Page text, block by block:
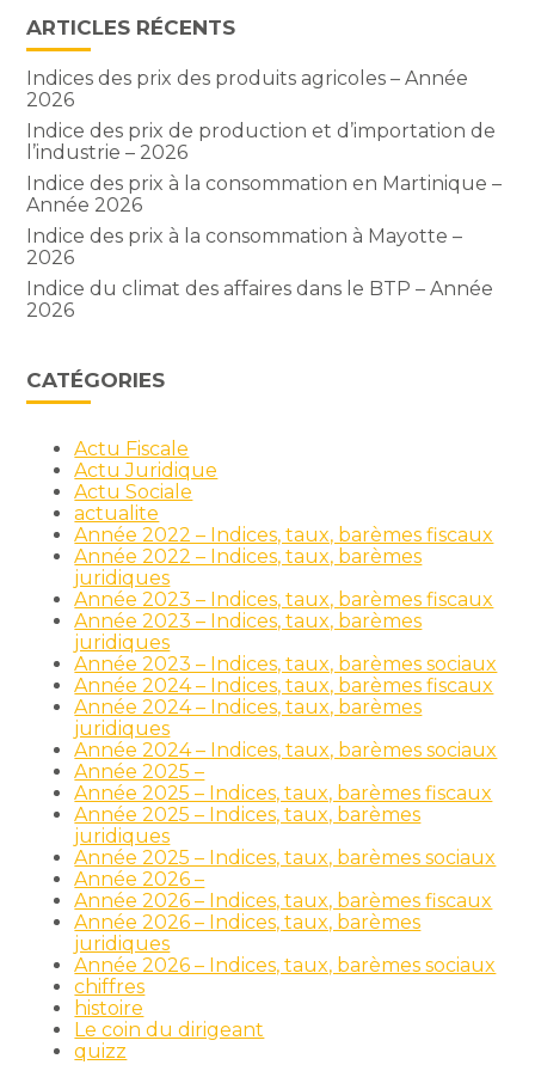
ARTICLES RÉCENTS
Indices des prix des produits agricoles – Année
2026
Indice des prix de production et d’importation de
l’industrie – 2026
Indice des prix à la consommation en Martinique –
Année 2026
Indice des prix à la consommation à Mayotte –
2026
Indice du climat des affaires dans le BTP – Année
2026
CATÉGORIES
Actu Fiscale
Actu Juridique
Actu Sociale
actualite
Année 2022 – Indices, taux, barèmes fiscaux
Année 2022 – Indices, taux, barèmes
juridiques
Année 2023 – Indices, taux, barèmes fiscaux
Année 2023 – Indices, taux, barèmes
juridiques
Année 2023 – Indices, taux, barèmes sociaux
Année 2024 – Indices, taux, barèmes fiscaux
Année 2024 – Indices, taux, barèmes
juridiques
Année 2024 – Indices, taux, barèmes sociaux
Année 2025 –
Année 2025 – Indices, taux, barèmes fiscaux
Année 2025 – Indices, taux, barèmes
juridiques
Année 2025 – Indices, taux, barèmes sociaux
Année 2026 –
Année 2026 – Indices, taux, barèmes fiscaux
Année 2026 – Indices, taux, barèmes
juridiques
Année 2026 – Indices, taux, barèmes sociaux
chiffres
histoire
Le coin du dirigeant
quizz